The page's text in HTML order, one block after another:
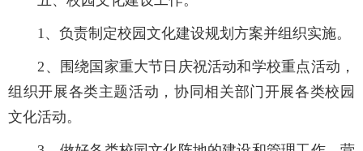
1 、负责制定校园文化建设规划方案并组织实施。
2 、围绕国家重大节日庆祝活动和学校重点活动，
组织开展各类主题活动，协同相关部门开展各类校园
文化活动。